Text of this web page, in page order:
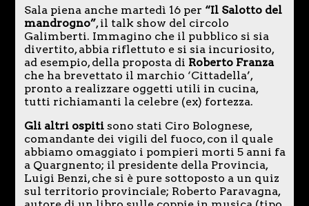
Sala piena anche martedì 16 per “Il Salotto del
mandrogno”, il talk show del circolo
Galimberti. Immagino che il pubblico si sia
divertito, abbia riflettuto e si sia incuriosito,
ad esempio, della proposta di Roberto Franza
che ha brevettato il marchio ‘Cittadella’,
pronto a realizzare oggetti utili in cucina,
tutti richiamanti la celebre (ex) fortezza.
Gli altri ospitisono stati Ciro Bolognese,
comandante dei vigili del fuoco, con il quale
abbiamo omaggiato i pompieri morti 5 anni fa
a Quargnento; il presidente della Provincia,
Luigi Benzi, che si è pure sottoposto a un quiz
sul territorio provinciale; Roberto Paravagna,